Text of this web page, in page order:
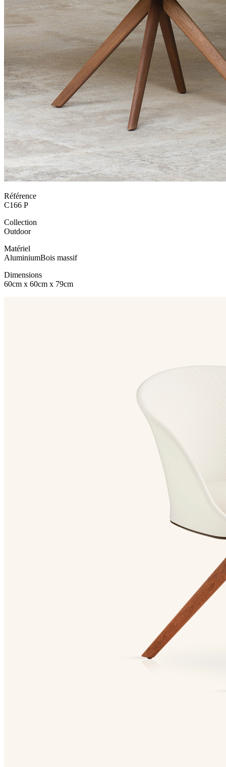
Référence
C166 P
Collection
Outdoor
Matériel
AluminiumBois massif
Dimensions
60cm x 60cm x 79cm